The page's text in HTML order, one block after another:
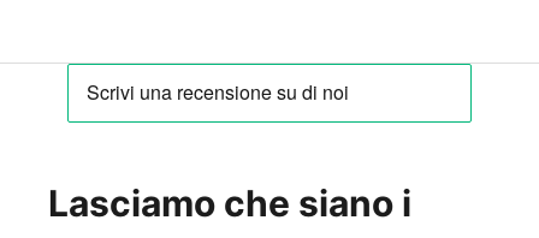
Lasciamo che siano i